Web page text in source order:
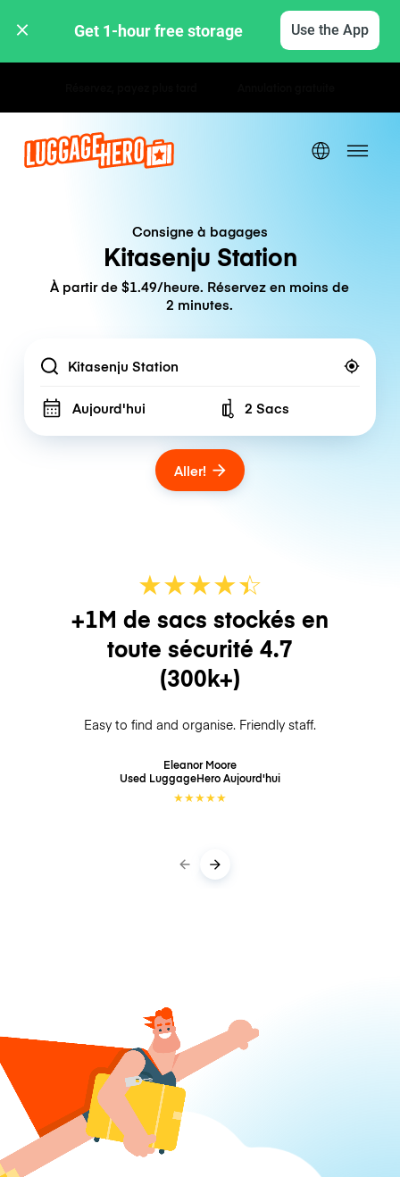
Get 1-hour free storage Use the App
Consigne à bagages
Kitasenju Station
À partir de $1.49/heure. Réservez en moins de
2 minutes.
Location
Aujourd'hui Number of bags
2 Sacs
Aller!
★★★★☆
★
+1M de sacs stockés en
toute sécurité 4.7
(300k+)
Easy to find and organise. Friendly staff.
Eleanor Moore
Used LuggageHeroAujourd'hui
★★★★★